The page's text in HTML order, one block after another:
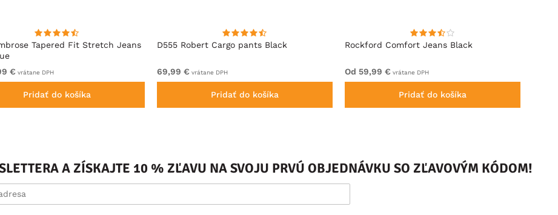
Tapered Fit Stretch Jeans
€ vrátane DPH
Pridať do košíka
D555 Robert Cargo pants Black
69,99 € vrátane DPH
Pridať do košíka
Rockford Comfort Jeans Black
Od 59,99 € vrátane DPH
Pridať do košíka
A ZÍSKAJTE 10 % ZĽAVU NA SVOJU PRVÚ OBJEDNÁVKU SO ZĽAVOVÝM KÓDOM!